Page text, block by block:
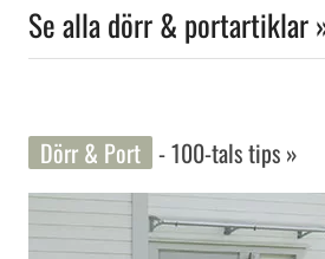
Se alla dörr & portartiklar
Dörr & Port - 100-tals tips »